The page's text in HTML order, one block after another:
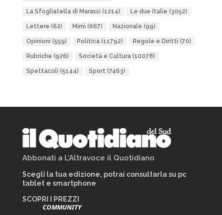
La Sfogliatella di Marassi (1214) Le due Italie (3052)
Lettere (62) Mimì (667) Nazionale (99)
Opinioni (559) Politica(11792) Regole e Diritti (70)
Rubriche (926) Società e Cultura(10078)
Spettacoli (5144) Sport(7463)
Abbonati a L’Altravoce il Quotidiano
Scegli la tua edizione, potrai consultarla su pc
tablet e smartphone
SCOPRI I PREZZI
COMMUNITY